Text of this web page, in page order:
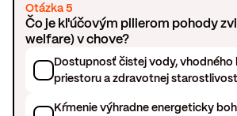
Otázka 5
Čo je kľúčovým pilierom pohody
welfare) v chove?
Dostupnosť čistej vody, vhodného
priestoru a zdravotnej
Kŕmenie výhradne energeticky